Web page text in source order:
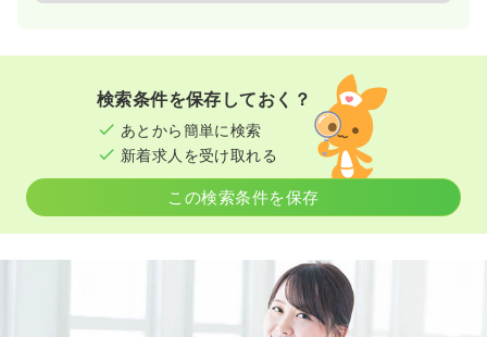
検索条件を保存しておく？
あとから簡単に検索
新着求人を受け取れる
この検索条件を保存